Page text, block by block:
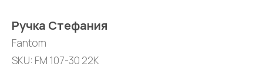
Ручка Стефания
Fantom
SKU: FM 107-30 22K